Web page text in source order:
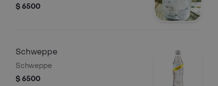
$ 6500
Schweppe
Schweppe
$ 6500